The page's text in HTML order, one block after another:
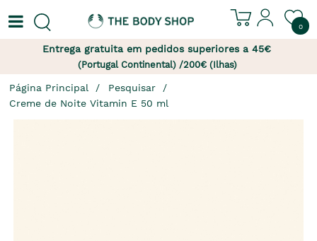
0
Entrega gratuita em pedidos superiores a 45€
(Portugal Continental) /200€ (Ilhas)
Página Principal
Pesquisar
Creme de Noite Vitamin E 50 ml